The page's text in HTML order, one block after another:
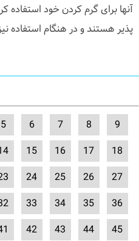
آنها برای گرم کردن خود استفاده
پذیر هستند و در هنگام استفاده
5 6 7 8
9
15 16 17
18
24 25 26
27
33 34 35
36
42 43 44
45